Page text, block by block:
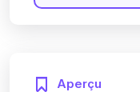
Aperçu